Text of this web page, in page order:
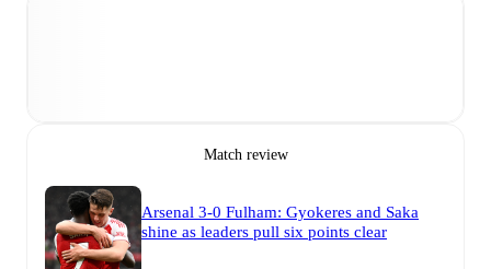
Match review
Arsenal 3-0 Fulham: Gyokeres and Saka
shine as leaders pull six points clear